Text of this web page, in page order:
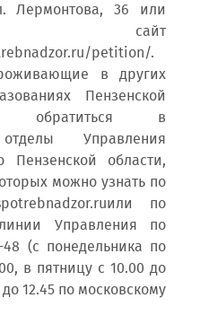
Лермонтова, 36 или
сайт
petition/.
в других
Пензенской
обратиться в
Управления
Пензенской области,
можно узнать по
по
Управления по
(с понедельника по
в пятницу с 10.00 до
12.45 по московскому